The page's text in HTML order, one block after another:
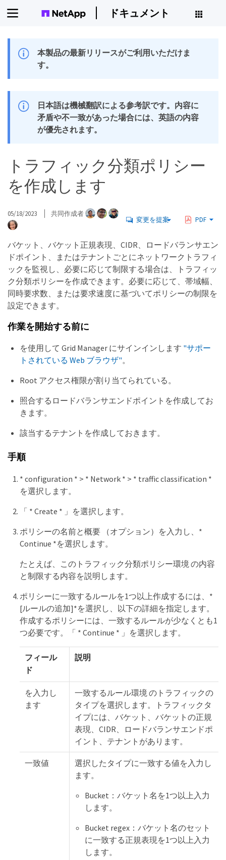
ドキュメント
本製品の最新リリースがご利用いただけま
す。
日本語は機械翻訳による参考訳です。内容に
矛盾や不一致があった場合には、英語の内容
が優先されます。
トラフィック分類ポリシー
を作成します
05/18/2023 共同作成者
変更を提案 PDF
バケット、バケット正規表現、CIDR、ロードバランサエン
ドポイント、またはテナントごとにネットワークトラフィ
ックを監視し、必要に応じて制限する場合は、トラフィッ
ク分類ポリシーを作成できます。必要に応じて、帯域幅、
同時要求数、または要求速度に基づいてポリシーの制限を
設定できます。
作業を開始する前に
を使用して Grid Manager にサインインします "サポー
トされている Web ブラウザ"。
Root アクセス権限が割り当てられている。
照合するロードバランサエンドポイントを作成してお
きます。
該当するテナントを作成しておきます。
手順
* configuration * > * Network * > * traffic classification *
を選択します。
「 * Create * 」を選択します。
ポリシーの名前と概要 （オプション）を入力し、*
Continue *を選択します。
たとえば、このトラフィック分類ポリシー環境 の内容
と制限する内容を説明します。
ポリシーに一致するルールを1つ以上作成するには、*
[ルールの追加]*を選択し、以下の詳細を指定します。
作成するポリシーには、一致するルールが少なくとも1
つ必要です。「 * Continue * 」を選択します。
フィール
ド
説明
を入力し
ます
一致するルール環境 のトラフィックの
タイプを選択します。トラフィックタ
イプには、バケット、バケットの正規
表現、CIDR、ロードバランサエンドポ
イント、テナントがあります。
一致値
選択したタイプに一致する値を入力し
ます。
Bucket：バケット名を1つ以上入力
します。
Bucket regex：バケット名のセット
に一致する正規表現を1つ以上入力
します。